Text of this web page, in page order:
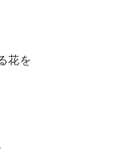
花を